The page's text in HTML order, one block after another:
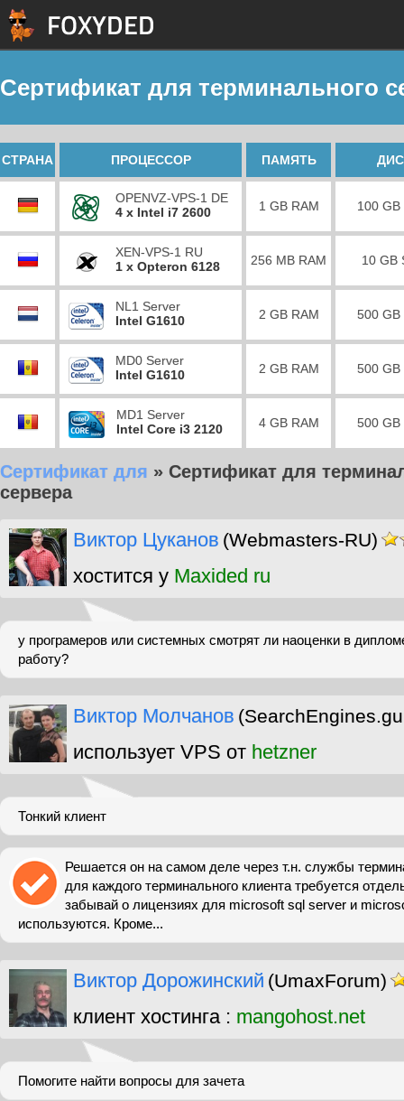
Сертификат для терминального
СТРАНА ПРОЦЕССОР ПАМЯТЬ
OPENVZ-VPS-1 DE
4 x Intel i7 2600
1 GB RAM 100 GB
XEN-VPS-1 RU
1 x Opteron 6128
256 MB RAM 10 GB
NL1 Server
Intel G1610
2 GB RAM 500 GB
MD0 Server
Intel G1610
2 GB RAM 500 GB
MD1 Server
Intel Core i3 2120
4 GB RAM 500 GB
Сертификат для » Сертификат для
сервера
Виктор Цуканов (Webmasters-RU)
хостится у Maxided ru
у програмеров или системных смотрят ли наоценки в
работу?
Виктор Молчанов
использует VPS от hetzner
Тонкий клиент
Решается он на самом деле через т.н. службы
для каждого терминального клиента требуется
забывай о лицензиях для microsoft sql server и
используются. Кроме...
Виктор Дорожинский (UmaxForum)
клиент хостинга : mangohost.net
Помогите найти вопросы для зачета